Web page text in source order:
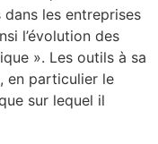
les entreprises
l’évolution des
». Les outils à sa
en particulier le
sur lequel il